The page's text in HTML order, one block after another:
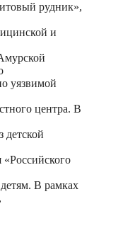
рудник»,
и
уязвимой
центра. В
детской
«Российского
В рамках